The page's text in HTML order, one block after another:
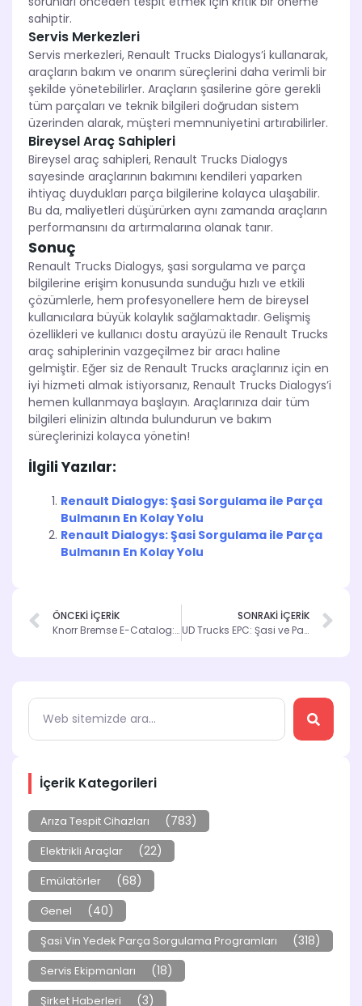
İçerik Kategorileri
Arıza Tespit Cihazları (783)
Elektrikli Araçlar (22)
Emülatörler (68)
Genel (40)
Şasi Vin Yedek Parça Sorgulama Programları (318)
Servis Ekipmanları (18)
Şirket Haberleri (3)
sahiptir.
Servis Merkezleri
Servis merkezleri, Renault Trucks Dialogys’i kullanarak,
araçların bakım ve onarım süreçlerini daha verimli bir
şekilde yönetebilirler. Araçların şasilerine göre gerekli
tüm parçaları ve teknik bilgileri doğrudan sistem
üzerinden alarak, müşteri memnuniyetini artırabilirler.
Bireysel Araç Sahipleri
Bireysel araç sahipleri, Renault Trucks Dialogys
sayesinde araçlarının bakımını kendileri yaparken
ihtiyaç duydukları parça bilgilerine kolayca ulaşabilir.
Bu da, maliyetleri düşürürken aynı zamanda araçların
performansını da artırmalarına olanak tanır.
Sonuç
Renault Trucks Dialogys, şasi sorgulama ve parça
bilgilerine erişim konusunda sunduğu hızlı ve etkili
çözümlerle, hem profesyonellere hem de bireysel
kullanıcılara büyük kolaylık sağlamaktadır. Gelişmiş
özellikleri ve kullanıcı dostu arayüzü ile Renault Trucks
araç sahiplerinin vazgeçilmez bir aracı haline
gelmiştir. Eğer siz de Renault Trucks araçlarınız için en
iyi hizmeti almak istiyorsanız, Renault Trucks Dialogys’i
hemen kullanmaya başlayın. Araçlarınıza dair tüm
bilgileri elinizin altında bulundurun ve bakım
süreçlerinizi kolayca yönetin!
İlgili Yazılar:
Renault Dialogys: Şasi Sorgulama ile Parça
Bulmanın En Kolay Yolu
Renault Dialogys: Şasi Sorgulama ile Parça
Bulmanın En Kolay Yolu
ÖNCEKİ İÇERİK
Knorr Bremse E-Catalog: Şasi Sorgulama ve Parça Yönetiminin Yeni Yüzü
SONRAKİ İÇERİK
UD Trucks EPC: Şasi ve Parça Sorgulama İçin İnovatif Çözüm